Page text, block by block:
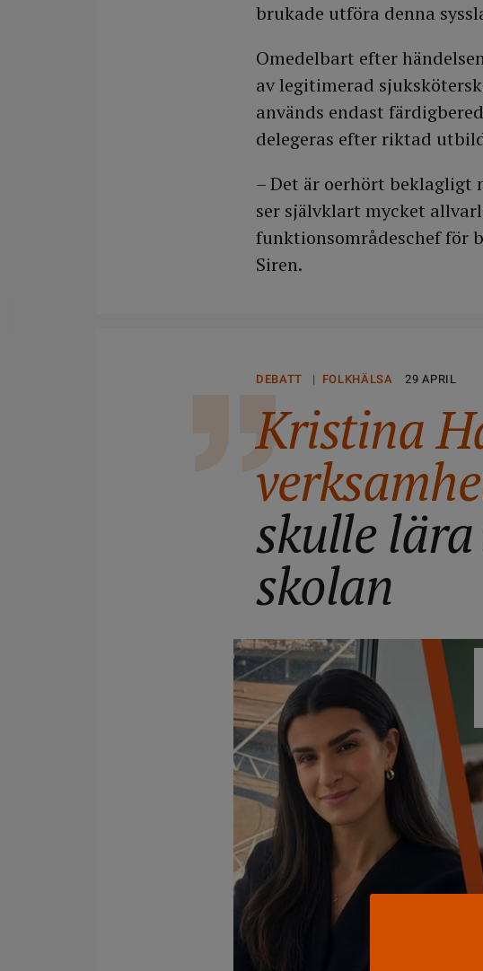
brukade utföra denna
Omedelbart efter
av legitimerad
används endast
delegeras efter riktad
– Det är oerhört beklagligt
ser självklart mycket
funktionsområdeschef för
Siren.
DEBATT | FOLKHÄLSA 29 APRIL
Kristina
skulle
skolan